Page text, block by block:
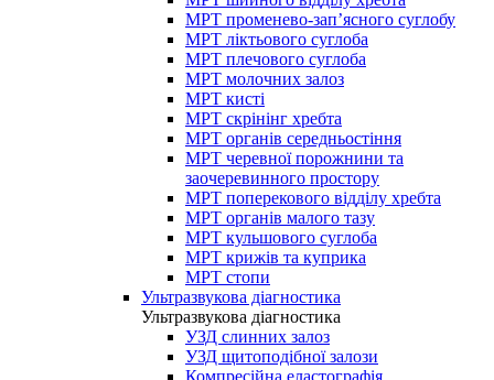
МРТ променево-зап’ясного суглобу
МРТ ліктьового суглоба
МРТ плечового суглоба
МРТ молочних залоз
МРТ кисті
МРТ скрінінг хребта
МРТ органів середньостіння
МРТ черевної порожнини та
заочеревинного простору
МРТ поперекового відділу хребта
МРТ органів малого тазу
МРТ кульшового суглоба
МРТ крижів та куприка
МРТ стопи
Ультразвукова діагностика
Ультразвукова діагностика
УЗД слинних залоз
УЗД щитоподібної залози
Компресійна еластографія